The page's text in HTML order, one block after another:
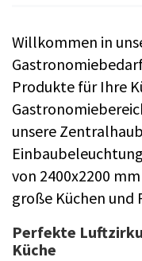
Willkommen in
Produkte für Ihre
unsere
von 2400x2200
große Küchen und
Perfekte
Küche